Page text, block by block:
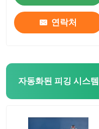
연락처
자동화된 피깅 시스템